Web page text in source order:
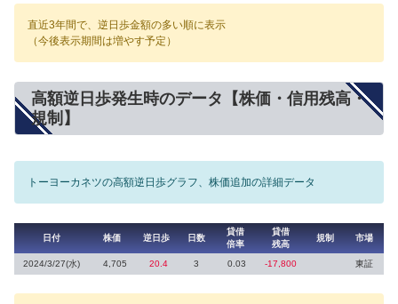
直近3年間で、逆日歩金額の多い順に表示
（今後表示期間は増やす予定）
高額逆日歩発生時のデータ【株価・信用残高・
規制】
トーヨーカネツの高額逆日歩グラフ、株価追加の詳細データ
日付 株価 逆日歩 日数
貸借
倍率
貸借
残高
規制 市場
2024/3/27(水) 4,705 20.4 3 0.03 -17,800 東証